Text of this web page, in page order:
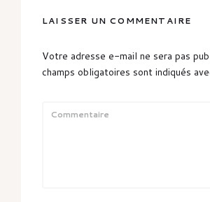
LAISSER UN COMMENTAIRE
Votre adresse e-mail ne sera pas
champs obligatoires sont indiqués